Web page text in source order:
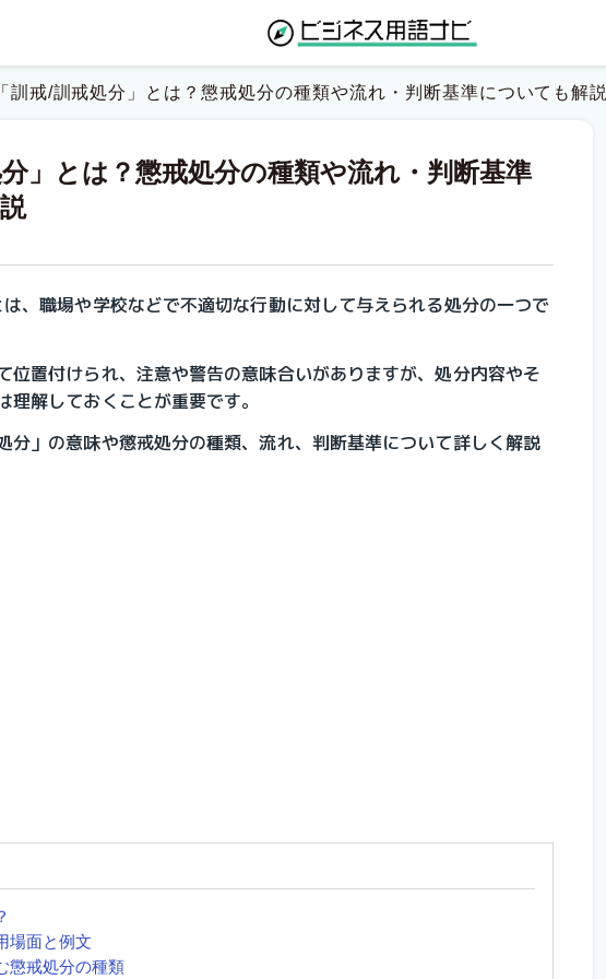
「訓戒/訓戒処分」とは？懲戒処分の種類や流れ・判断基準についても解説
分」とは？懲戒処分の種類や流れ・判断基準
は、職場や学校などで不適切な行動に対して与えられる処分の一つで
位置付けられ、注意や警告の意味合いがありますが、処分内容やそ
理解しておくことが重要です。
分」の意味や懲戒処分の種類、流れ、判断基準について詳しく解説
場面と例文
懲戒処分の種類